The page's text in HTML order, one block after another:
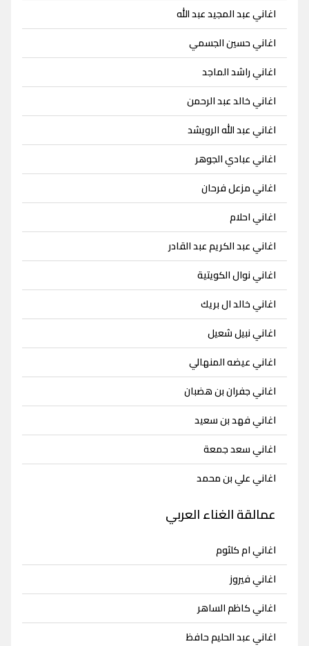
اغاني عبد المجيد عبد الله
اغاني حسين الجسمي
اغاني راشد الماجد
اغاني خالد عبد الرحمن
اغاني عبد الله الرويشد
اغاني عبادي الجوهر
اغاني مزعل فرحان
اغاني احلام
اغاني عبد الكريم عبد القادر
اغاني نوال الكويتية
اغاني خالد ال بريك
اغاني نبيل شعيل
اغاني عيضه المنهالي
اغاني جفران بن هضبان
اغاني فهد بن سعيد
اغاني سعد جمعة
اغاني علي بن محمد
عمالقة الغناء العربي
اغاني ام كلثوم
اغاني فيروز
اغاني كاظم الساهر
اغاني عبد الحليم حافظ